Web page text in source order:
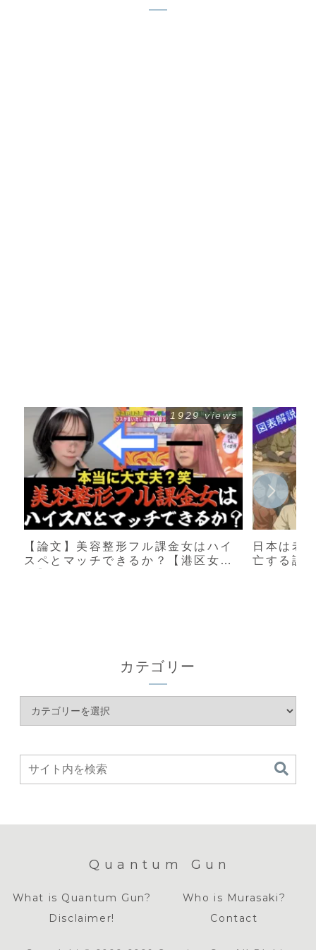
【論文】美容整形フル課金女はハイ
スペとマッチできるか？【港区女
1929 views
日本は老
亡する説
カテゴリー
Quantum Gun
What is Quantum Gun?
Who is Murasaki?
Disclaimer!
Contact